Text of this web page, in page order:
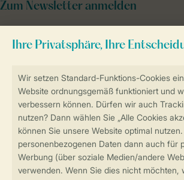
Sicher und schnell zur Online-
Sichere Datenübertragung
Sicheres Bezahlen
Zum Newsletter anmelden